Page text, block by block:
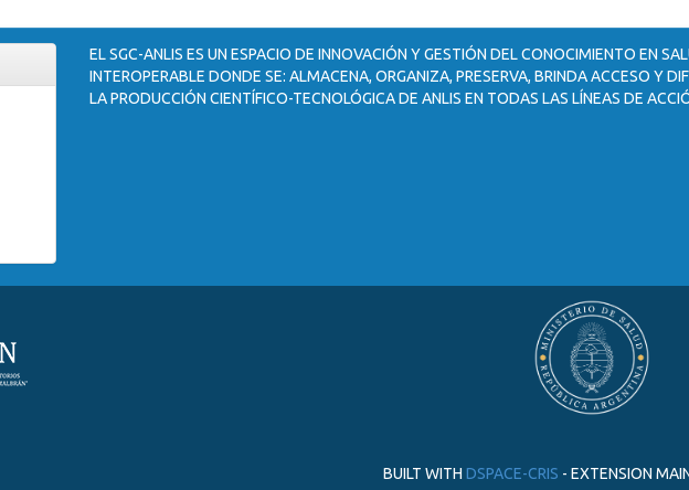
EL SGC-ANLIS ES UN ESPACIO DE INNOVACIÓN Y GESTIÓN DEL CONOCIMIENTO EN
INTEROPERABLE DONDE SE: ALMACENA, ORGANIZA, PRESERVA, BRINDA ACCESO Y
LA PRODUCCIÓN CIENTÍFICO-TECNOLÓGICA DE ANLIS EN TODAS LAS LÍNEAS DE
BUILT WITH DSPACE-CRIS - EXTENSION